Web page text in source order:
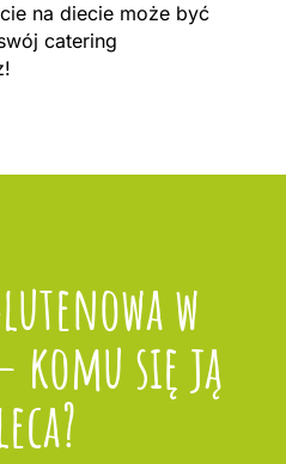
na diecie może być
catering
w
komu się ją